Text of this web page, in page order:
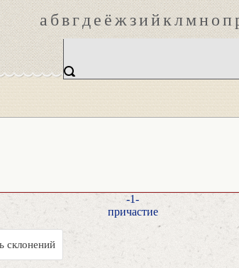
абвгдеёжзийклмноп
-1-
причастие
склонений